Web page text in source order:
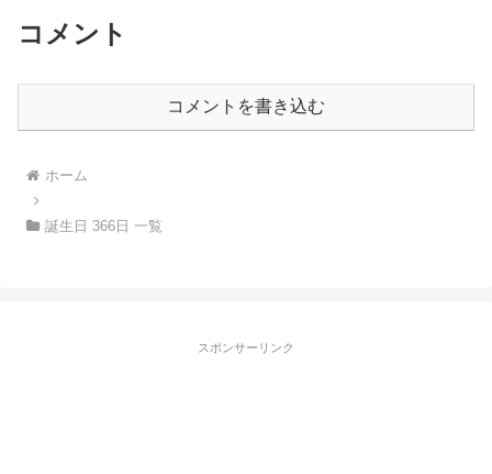
コメント
コメントを書き込む
ホーム
誕生日 366日 一覧
スポンサーリンク